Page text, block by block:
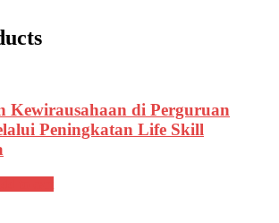
Kewirausahaan di Perguruan
Peningkatan Life Skill